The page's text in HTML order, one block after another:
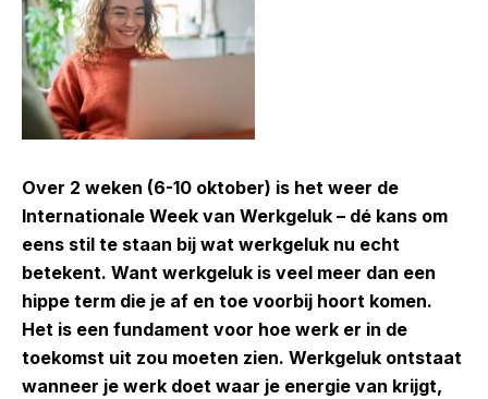
Over 2 weken (6-10 oktober) is het weer de
Internationale Week van Werkgeluk – dé kans om
eens stil te staan bij wat werkgeluk nu echt
betekent. Want werkgeluk is veel meer dan een
hippe term die je af en toe voorbij hoort komen.
Het is een fundament voor hoe werk er in de
toekomst uit zou moeten zien. Werkgeluk ontstaat
wanneer je werk doet waar je energie van krijgt,